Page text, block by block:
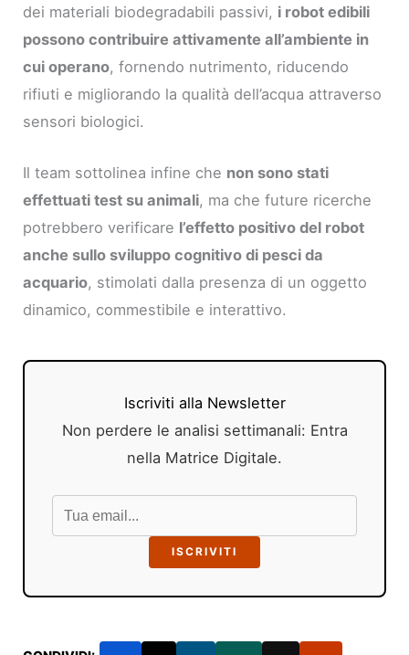
dei materiali biodegradabili passivi, i robot edibili
possono contribuire attivamente all’ambiente in
cui operano, fornendo nutrimento, riducendo
rifiuti e migliorando la qualità dell’acqua attraverso
sensori biologici.
Il team sottolinea infine che non sono stati
effettuati test su animali, ma che future ricerche
potrebbero verificare l’effetto positivo del robot
anche sullo sviluppo cognitivo di pesci da
acquario, stimolati dalla presenza di un oggetto
dinamico, commestibile e interattivo.
Iscriviti alla Newsletter
Non perdere le analisi settimanali: Entra
nella Matrice Digitale.
ISCRIVITI